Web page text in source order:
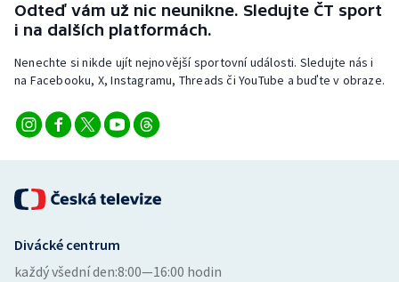
Odteď vám už nic neunikne. Sledujte ČT sport
i na dalších platformách.
Nenechte si nikde ujít nejnovější sportovní události. Sledujte nás i
na Facebooku, X, Instagramu, Threads či YouTube a buďte v obraze.
Divácké centrum
každý všední den:8:00—16:00 hodin